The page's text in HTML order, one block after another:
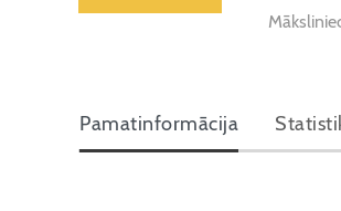
Pamatinformācija